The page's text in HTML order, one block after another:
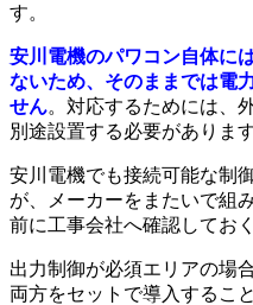
す。
安川電機のパワコン自体に
ないため、そのままでは電
せん。対応するためには、
別途設置する必要があります
安川電機でも接続可能な制
が、メーカーをまたいで組
前に工事会社へ確認してお
出力制御が必須エリアの場
両方をセットで導入するこ